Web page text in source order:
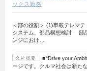
ックス勤務
＜部の役割＞ (1)車載テレマ
システム、部品構想検討 部
ンジにおけ…
会社概要
■“Drive your
ージです。クルマ社会は新た